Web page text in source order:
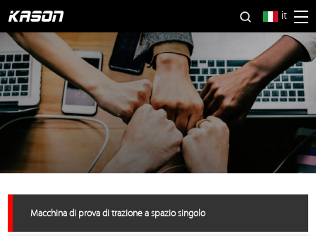
it
Macchina di prova di trazione a spazio singolo